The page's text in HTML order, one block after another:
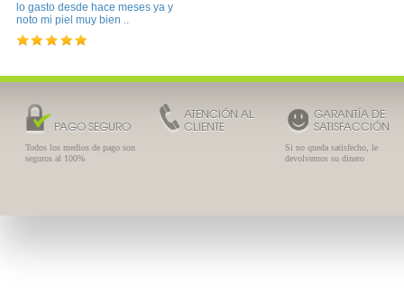
lo gasto desde hace meses ya y
noto mi piel muy bien ..
PAGO SEGURO
Todos los medios de pago son
seguros al 100%
ATENCIÓN AL
CLIENTE
GARANTÍA DE
SATISFACCIÓN
Si no queda satisfecho, le
devolvemos su dinero